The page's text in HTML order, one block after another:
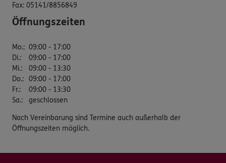
Fax: 05141/8856849
Öffnungszeiten
Mo.: 09:00 - 17:00
Di.:
09:00 - 17:00
Mi.:
09:00 - 13:30
Do.: 09:00 - 17:00
Fr.:
09:00 - 13:30
Sa.: geschlossen
Nach Vereinbarung sind Termine auch außerhalb der
Öffnungszeiten möglich.